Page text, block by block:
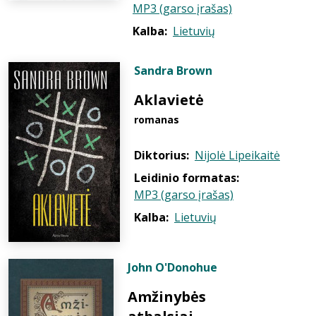
MP3 (garso įrašas)
Kalba: Lietuvių
Sandra Brown
Aklavietė
romanas
Diktorius: Nijolė Lipeikaitė
Leidinio formatas:
MP3 (garso įrašas)
Kalba: Lietuvių
John O'Donohue
Amžinybės